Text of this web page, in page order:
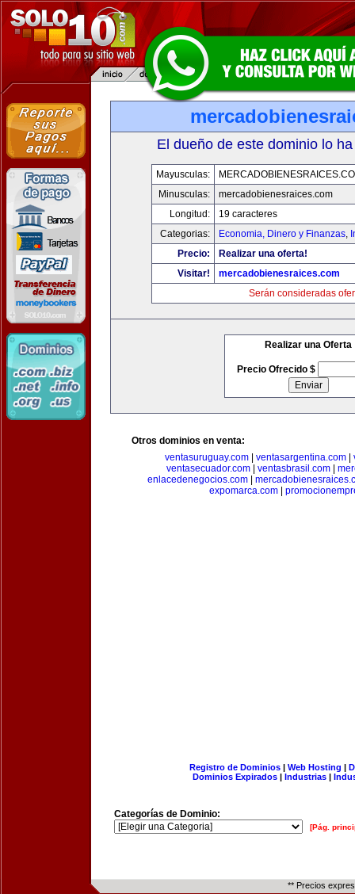
El dueño de este dominio lo
Mayusculas:
Minusculas:
mercadobienesraices.com
Longitud:
19 caracteres
Categorias:
Economia, Dinero y Finanzas,
Precio:
Realizar una oferta!
Visitar!
mercadobienesraices.com
Serán consideradas
Realizar una Oferta
Precio Ofrecido $
Otros dominios en venta:
ventasuruguay.com| ventasargentina.com|
ventasecuador.com| ventasbrasil.com|
enlacedenegocios.com|
expomarca.com|
Registro de Dominios| Web Hosting |
Dominios Expirados | Industrias |
Categorías de Dominio:
[Pág.
** Precios